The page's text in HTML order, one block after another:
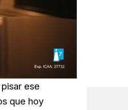
ese
que hoy